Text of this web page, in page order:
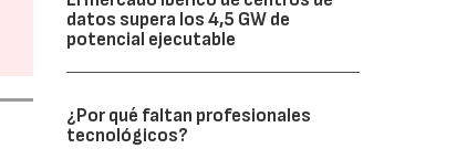
datos supera los 4,5 GW de
potencial ejecutable
¿Por qué faltan profesionales
tecnológicos?